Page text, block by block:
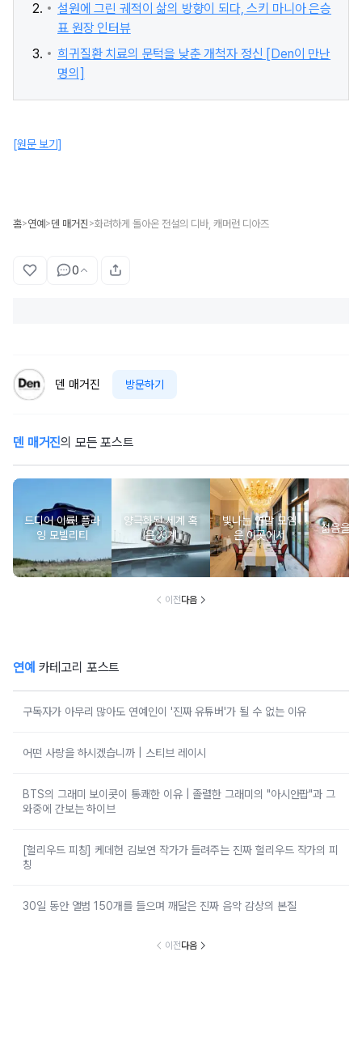
설원에 그린 궤적이 삶의 방향이 되다, 스키 마니아 은승
표 원장 인터뷰
희귀질환 치료의 문턱을 낮춘 개척자 정신 [Den이 만난
명의]
[원문 보기]
홈>연예 >덴 매거진 >화려하게 돌아온 전설의 디바, 캐머런 디아즈
0
덴 매거진 방문하기
덴 매거진의 모든 포스트
드디어 이륙! 플라
잉 모빌리티
양극화된 세계 혹
은 시계
빛나는 연말 모임
은 이곳에서
젊음을
이전다음
연예 카테고리 포스트
구독자가 아무리 많아도 연예인이 '진짜 유튜버'가 될 수 없는 이유
어떤 사랑을 하시겠습니까 | 스티브 레이시
BTS의 그래미 보이콧이 통쾌한 이유 | 졸렬한 그래미의 "아시안팝"과 그
와중에 간보는 하이브
[헐리우드 피칭] 케데헌 김보연 작가가 들려주는 진짜 헐리우드 작가의 피
칭
30일 동안 앨범 150개를 들으며 깨달은 진짜 음악 감상의 본질
이전다음